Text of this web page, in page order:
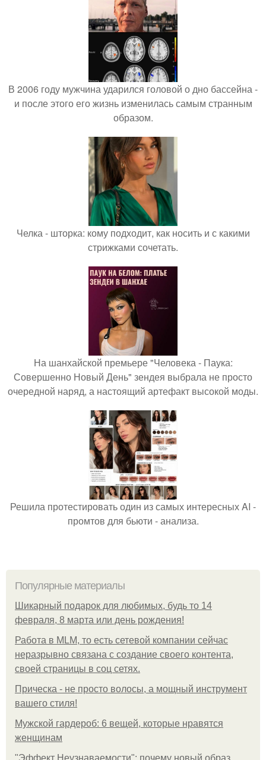
В 2006 году мужчина ударился головой о дно бассейна -
и после этого его жизнь изменилась самым странным
образом.
Челка - шторка: кому подходит, как носить и с какими
стрижками сочетать.
На шанхайской премьере "Человека - Паука:
Совершенно Новый День" зендея выбрала не просто
очередной наряд, а настоящий артефакт высокой моды.
Решила протестировать один из самых интересных AI -
промтов для бьюти - анализа.
Популярные материалы
Шикарный подарок для любимых, будь то 14
февраля, 8 марта или день рождения!
Работа в MLM, то есть сетевой компании сейчас
неразрывно связана с создание своего контента,
своей страницы в соц сетях.
Прическа - не просто волосы, а мощный инструмент
вашего стиля!
Мужской гардероб: 6 вещей, которые нравятся
женщинам
"Эффект Неузнаваемости": почему новый образ